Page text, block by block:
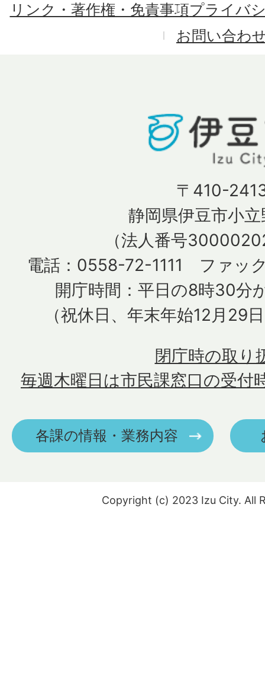
リンク・著作権・免責事項プライバ
お問い合わ
〒410-
静岡県伊豆市小
（法人番号
電話：0558-72-1111 ファッ
開庁時間：平日の8時30分
（祝休日、年末年始12月29
毎週木曜日は市民課窓口の受付
閉庁時の取り
各課の情報・業務内容
Copyright (c) 2023 Izu City. All